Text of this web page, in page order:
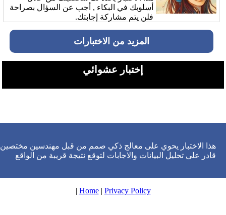
أسلوبك في البكاء , أجب عن السؤال بصراحة
فلن يتم مشاركة إجابتك.
المزيد من الاختبارات
إختبار عشوائي
هذا الاختبار يحوي على معالج ذكي صمم من قبل مهندسين مختصين
قادر على تحليل البيانات والاجابات لتوقع نتيجة قريبة من الواقع
Home| Privacy Policy
|